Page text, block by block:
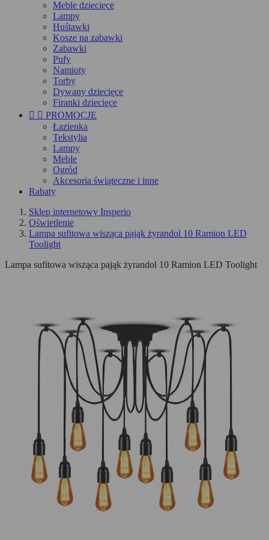
Meble dziecięce
Lampy
Huśtawki
Kosze na zabawki
Zabawki
Pufy
Namioty
Torby
Dywany dziecięce
Firanki dziecięce
  PROMOCJE
Łazienka
Tekstylia
Lampy
Meble
Ogród
Akcesoria świąteczne i inne
Rabaty
Sklep internetowy Insperio
Oświetlenie
Lampa sufitowa wisząca pająk żyrandol 10 Ramion LED
Toolight
Lampa sufitowa wisząca pająk żyrandol 10 Ramion LED Toolight